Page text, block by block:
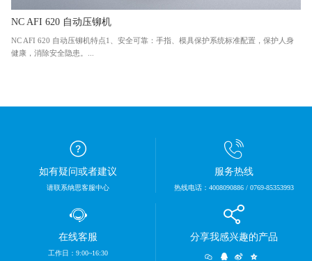
NC AFI 620 自动压铆机
NC AFI 620 自动压铆机特点1、安全可靠：手指、模具保护系统标准配置，保护人身
健康，消除安全隐患。...
如有疑问或者建议
请联系纳思客服中心
服务热线
热线电话：4008090886 / 0769-85353993
在线客服
工作日：9:00~16:30
分享我感兴趣的产品
   